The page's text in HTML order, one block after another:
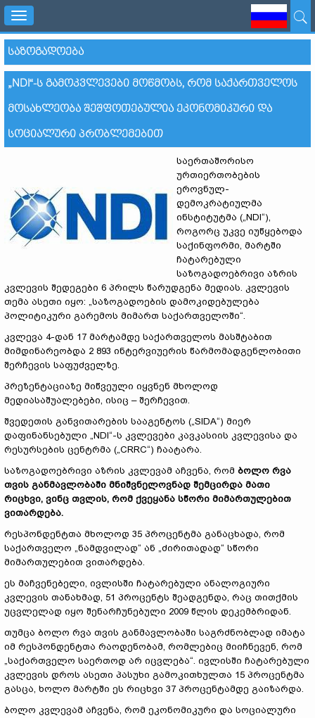
Toggle
navigation
ᲡᲐᲖᲝᲒᲐᲓᲝᲔᲑᲐ
„NDI“-Ს ᲒᲐᲛᲝᲙᲕᲚᲔᲕᲔᲑᲘ ᲛᲝᲬᲛᲝᲑᲡ, ᲠᲝᲛ ᲡᲐᲥᲐᲠᲗᲕᲔᲚᲝᲡ
ᲛᲝᲡᲐᲮᲚᲔᲝᲑᲐ ᲨᲔᲨᲤᲝᲗᲔᲑᲣᲚᲘᲐ ᲔᲙᲝᲜᲝᲛᲘᲙᲣᲠᲘ ᲓᲐ
ᲡᲝᲪᲘᲐᲚᲣᲠᲘ ᲞᲠᲝᲑᲚᲔᲛᲔᲑᲘᲗ
საერთაშორისო
ურთიერთობების
ეროვნულ-
დემოკრატიულმა
ინსტიტუტმა („NDI“),
როგორც უკვე იუწყებოდა
საქინფორმი, მარტში
ჩატარებული
საზოგადოებრივი აზრის
კვლევის შედეგები 6 პრილს წარუდგენა მედიას. კვლევის
თემა ასეთი იყო: „საზოგადოების დამოკიდებულება
პოლიტიკური გარემოს მიმართ საქართველოში“.
კვლევა 4-დან 17 მარტამდე საქართველოს მასშტაბით
მიმდინარეობდა 2 893 ინტერვიუერის წარმომადგენლობითი
შერჩევის საფუძველზე.
პრეზენტაციაზე მიწვეული იყვნენ მხოლოდ
მედიასაშუალებები, ისიც – შერჩევით.
შვედეთის განვითარების სააგენტოს („SIDA“) მიერ
დაფინანსებული „NDI“-ს კვლევები კავკასიის კვლევისა და
რესურსების ცენტრმა („CRRC“) ჩაატარა.
საზოგადოებრივი აზრის კვლევამ აჩვენა, რომ ბოლო რვა
თვის განმავლობაში მნიშვნელოვნად შემცირდა მათი
რიცხვი, ვინც თვლის, რომ ქვეყანა სწორი მიმართულებით
ვითარდება.
რესპონდენტთა მხოლოდ 35 პროცენტმა განაცხადა, რომ
საქართველო „ნამდვილად“ ან „ძირითადად“ სწორი
მიმართულებით ვითარდება.
ეს მაჩვენებელი, ივლისში ჩატარებული ანალოგიური
კვლევის თანახმად, 51 პროცენტს შეადგენდა, რაც თითქმის
უცვლელად იყო შენარჩუნებული 2009 წლის დეკემბრიდან.
თუმცა ბოლო რვა თვის განმავლობაში საგრძნობლად იმატა
იმ რესპონდენტთა რაოდენობამ, რომლებიც მიიჩნევენ, რომ
„საქართველო საერთოდ არ იცვლება“. ივლისში ჩატარებული
კვლევის დროს ასეთი პასუხი გამოკითხულთა 15 პროცენტმა
გასცა, ხოლო მარტში ეს რიცხვი 37 პროცენტამდე გაიზარდა.
ბოლო კვლევამ აჩვენა, რომ ეკონომიკური და სოციალური